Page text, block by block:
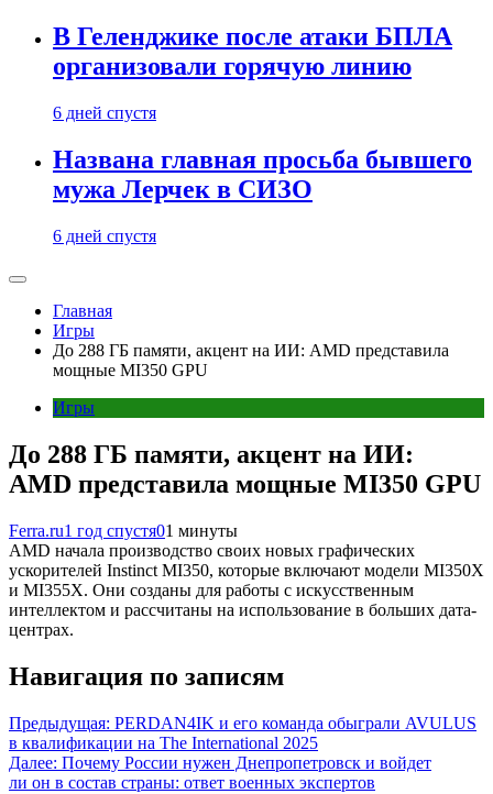
В Геленджике после атаки БПЛА
организовали горячую линию
6 дней спустя
Названа главная просьба бывшего
мужа Лерчек в СИЗО
6 дней спустя
Главная
Игры
До 288 ГБ памяти, акцент на ИИ: AMD представила
мощные MI350 GPU
Игры
До 288 ГБ памяти, акцент на ИИ:
AMD представила мощные MI350 GPU
Ferra.ru1 год спустя01 минуты
AMD начала производство своих новых графических
ускорителей Instinct MI350, которые включают модели MI350X
и MI355X. Они созданы для работы с искусственным
интеллектом и рассчитаны на использование в больших дата-
центрах.
Навигация по записям
Предыдущая: PERDAN4IK и его команда обыграли AVULUS
в квалификации на The International 2025
Далее: Почему России нужен Днепропетровск и войдет
ли он в состав страны: ответ военных экспертов